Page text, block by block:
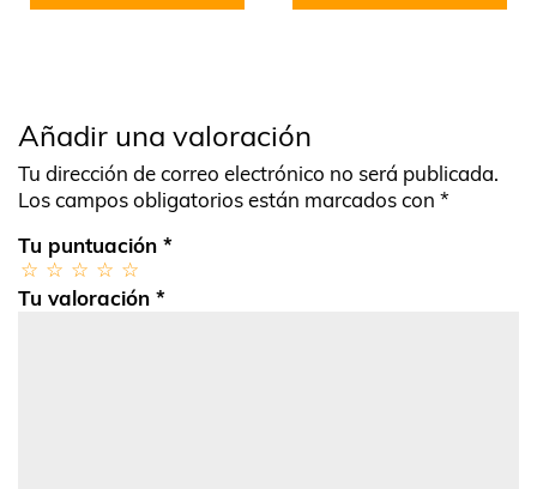
Añadir una valoración
Tu dirección de correo electrónico no será publicada.
Los campos obligatorios están marcados con *
Tu puntuación *
Tu valoración *